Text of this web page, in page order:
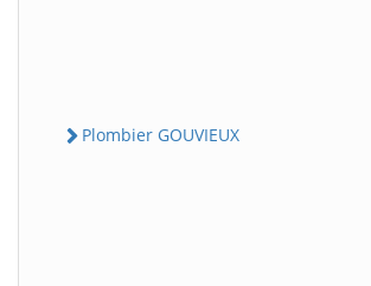
Plombier GOUVIEUX